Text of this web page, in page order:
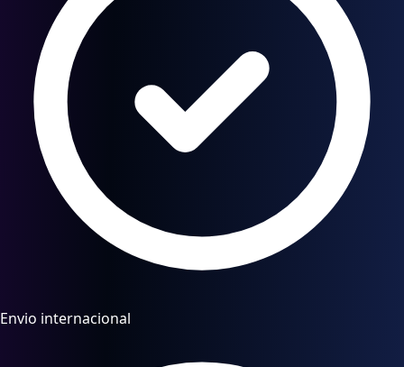
Envio internacional